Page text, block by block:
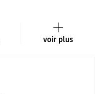
voir plus